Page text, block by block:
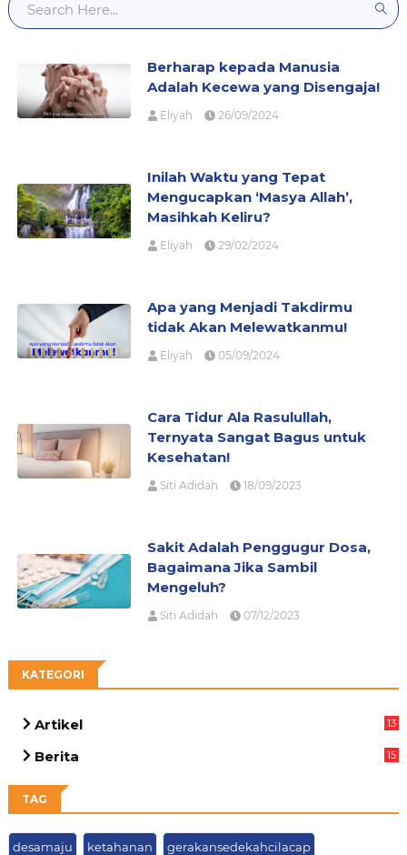
Berharap kepada Manusia
Adalah Kecewa yang Disengaja!
Eliyah 26/09/2024
Inilah Waktu yang Tepat
Mengucapkan ‘Masya Allah’,
Masihkah Keliru?
Eliyah 29/02/2024
Apa yang Menjadi Takdirmu
tidak Akan Melewatkanmu!
Eliyah 05/09/2024
Cara Tidur Ala Rasulullah,
Ternyata Sangat Bagus untuk
Kesehatan!
Siti Adidah 18/09/2023
Sakit Adalah Penggugur Dosa,
Bagaimana Jika Sambil
Mengeluh?
Siti Adidah 07/12/2023
KATEGORI
Artikel
13
Berita
15
TAG
desamaju ketahanan gerakansedekahcilacap